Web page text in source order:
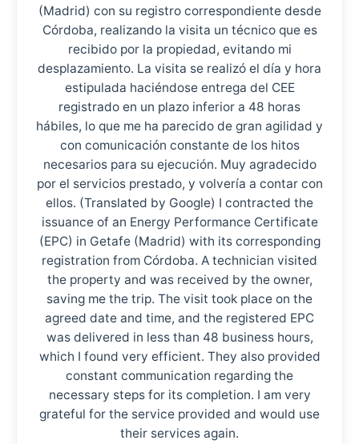
(Madrid) con su registro correspondiente desde
Córdoba, realizando la visita un técnico que es
recibido por la propiedad, evitando mi
desplazamiento. La visita se realizó el día y hora
estipulada haciéndose entrega del CEE
registrado en un plazo inferior a 48 horas
hábiles, lo que me ha parecido de gran agilidad y
con comunicación constante de los hitos
necesarios para su ejecución. Muy agradecido
por el servicios prestado, y volvería a contar con
ellos. (Translated by Google) I contracted the
issuance of an Energy Performance Certificate
(EPC) in Getafe (Madrid) with its corresponding
registration from Córdoba. A technician visited
the property and was received by the owner,
saving me the trip. The visit took place on the
agreed date and time, and the registered EPC
was delivered in less than 48 business hours,
which I found very efficient. They also provided
constant communication regarding the
necessary steps for its completion. I am very
grateful for the service provided and would use
their services again.